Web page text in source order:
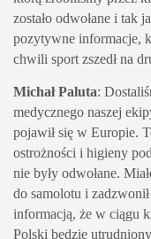
zostało odwołane i tak
pozytywne informacje,
chwili sport zszedł na
Michał Paluta:
medycznego naszej
pojawił się w Europie.
ostrożności i higieny
nie były odwołane.
do samolotu i
informacją, że w ciągu
Polski będzie